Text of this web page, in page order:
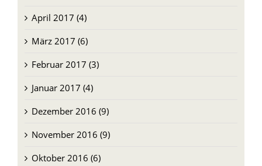
März 2017 (6)
Februar 2017 (3)
Januar 2017 (4)
Dezember 2016 (9)
November 2016 (9)
Oktober 2016 (6)
September 2016 (11)